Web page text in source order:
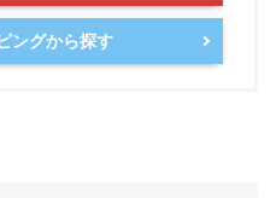
ングから探す